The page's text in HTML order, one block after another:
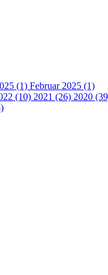
(1) Februar 2025 (1)
(10) 2021 (26) 2020